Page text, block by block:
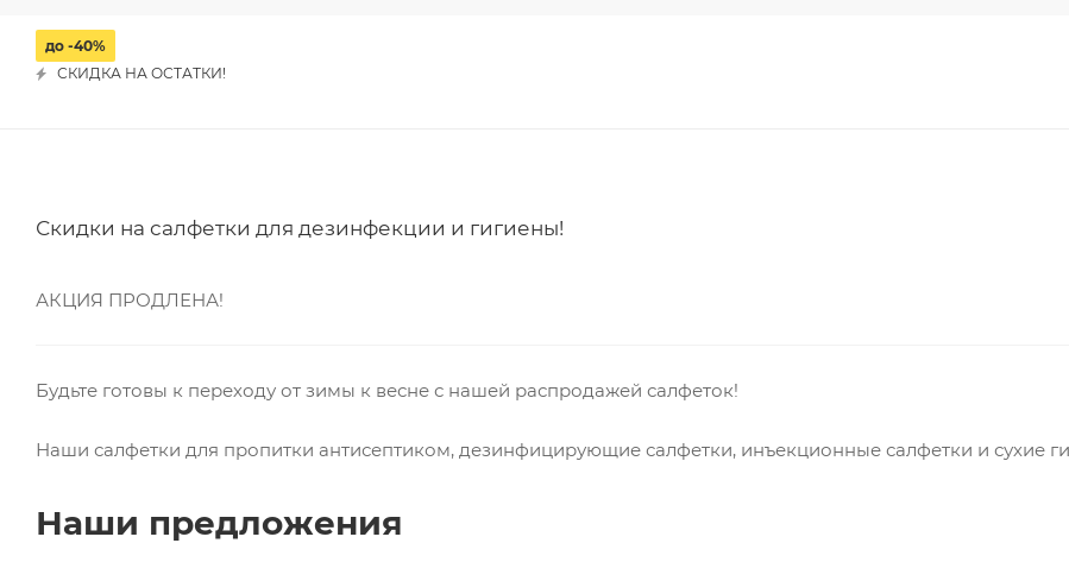
до -40%
СКИДКА НА ОСТАТКИ!
Скидки на салфетки для дезинфекции и гигиены!
АКЦИЯ ПРОДЛЕНА!
Будьте готовы к переходу от зимы к весне с нашей распродажей салфеток!
Наши салфетки для пропитки антисептиком, дезинфицирующие салфетки, инъекционные салфетки и сухие
Наши предложения